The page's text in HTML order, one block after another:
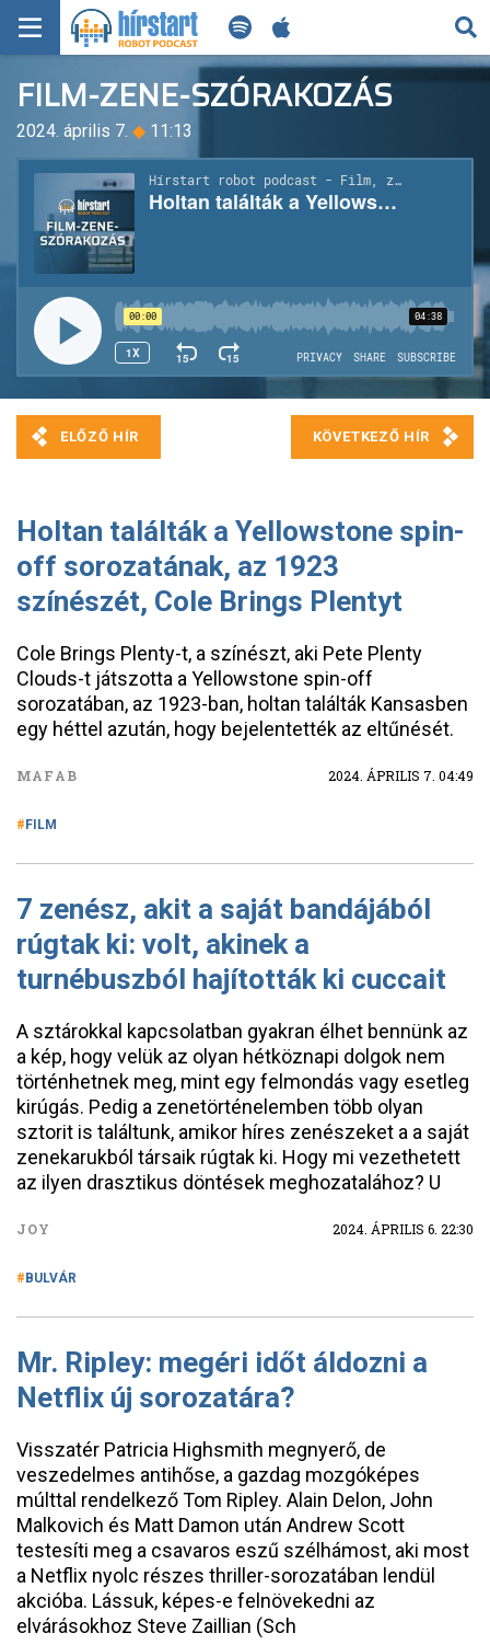
KERESÉS
KEZDŐLAP
FRISS HÍREK
TECH HÍREK
FILM-ZENE-SZÓRAKOZÁS
PLAYLIST
MI AZ A ROBOT PODCAST?
FILM-ZENE-SZÓRAKOZÁS
2024. április 7. ◆ 11:13
Holtan találták a Yellowstone spin-
off sorozatának, az 1923
színészét, Cole Brings Plentyt
Cole Brings Plenty-t, a színészt, aki Pete Plenty
Clouds-t játszotta a Yellowstone spin-off
sorozatában, az 1923-ban, holtan találták Kansasben
egy héttel azután, hogy bejelentették az eltűnését.
MAFAB 2024. ÁPRILIS 7. 04:49
FILM
7 zenész, akit a saját bandájából
rúgtak ki: volt, akinek a
turnébuszból hajították ki cuccait
A sztárokkal kapcsolatban gyakran élhet bennünk az
a kép, hogy velük az olyan hétköznapi dolgok nem
történhetnek meg, mint egy felmondás vagy esetleg
kirúgás. Pedig a zenetörténelemben több olyan
sztorit is találtunk, amikor híres zenészeket a a saját
zenekarukból társaik rúgtak ki. Hogy mi vezethetett
az ilyen drasztikus döntések meghozatalához? U
JOY 2024. ÁPRILIS 6. 22:30
BULVÁR
Mr. Ripley: megéri időt áldozni a
Netflix új sorozatára?
Visszatér Patricia Highsmith megnyerő, de
veszedelmes antihőse, a gazdag mozgóképes
múlttal rendelkező Tom Ripley. Alain Delon, John
Malkovich és Matt Damon után Andrew Scott
testesíti meg a csavaros eszű szélhámost, aki most
a Netflix nyolc részes thriller-sorozatában lendül
akcióba. Lássuk, képes-e felnövekedni az
elvárásokhoz Steve Zaillian (Sch